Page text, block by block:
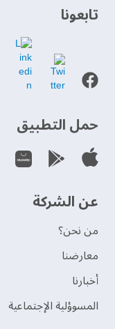
‫تابعونا‬
حمل التطبيق
عن الشركة
من نحن؟
‫معارضنا‬
‫أخبارنا‬
المسوؤلية الإجتماعية